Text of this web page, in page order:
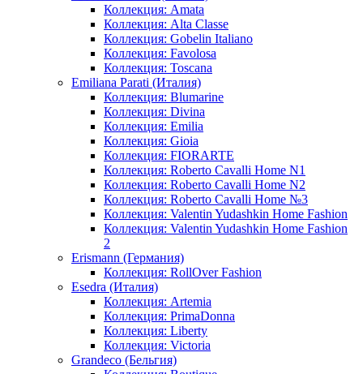
Коллекция: Amata
Коллекция: Alta Classe
Коллекция: Gobelin Italiano
Коллекция: Favolosa
Коллекция: Toscana
Emiliana Parati (Италия)
Коллекция: Blumarine
Коллекция: Divina
Коллекция: Emilia
Коллекция: Gioia
Коллекция: FIORARTE
Коллекция: Roberto Cavalli Home N1
Коллекция: Roberto Cavalli Home N2
Коллекция: Roberto Cavalli Home №3
Коллекция: Valentin Yudashkin Home Fashion
Коллекция: Valentin Yudashkin Home Fashion
2
Erismann (Германия)
Коллекция: RollOver Fashion
Esedra (Италия)
Коллекция: Artemia
Коллекция: PrimaDonna
Коллекция: Liberty
Коллекция: Victoria
Grandeco (Бельгия)